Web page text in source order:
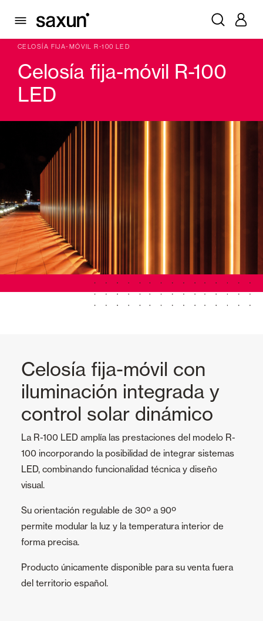
PRODUCTOS
CELOSIAS Y MALLORQUINAS
CELOSÍA FIJA-MÓVIL R-100 LED
Celosía fija-móvil R-100
LED
Celosía fija-móvil con
iluminación integrada y
control solar dinámico
La R-100 LED amplía las prestaciones del modelo R-
100 incorporando la posibilidad de integrar sistemas
LED, combinando funcionalidad técnica y diseño
visual.
Su orientación regulable de 30º a 90º
permite modular la luz y la temperatura interior de
forma precisa.
Producto únicamente disponible para su venta fuera
del territorio español.